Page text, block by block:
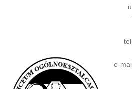
e-